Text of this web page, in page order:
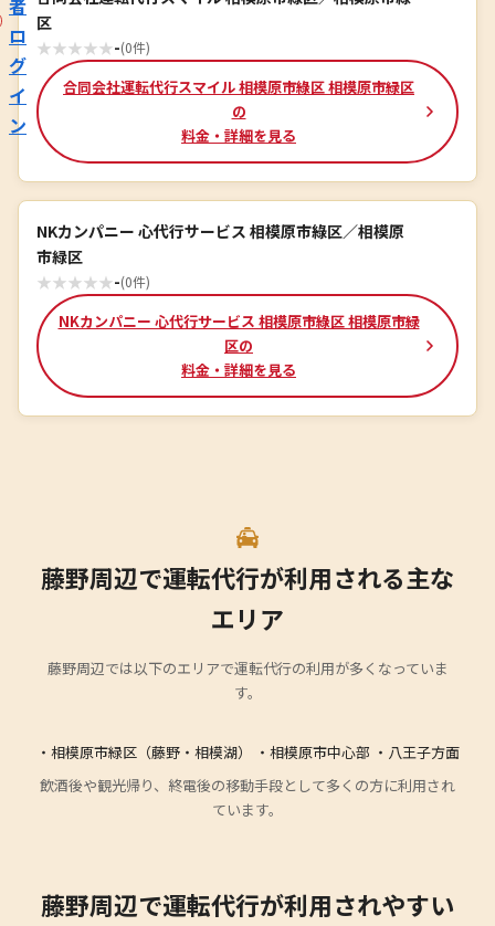
者
ロ
グ
イ
ン
区
★★★★★-(0件)
合同会社運転代行スマイル 相模原市綠区 相模原市緑区
の
料金・詳細を見る
NKカンパニー 心代行サービス 相模原市綠区／相模原
市緑区
★★★★★-(0件)
NKカンパニー 心代行サービス 相模原市綠区 相模原市緑
区の
料金・詳細を見る
藤野周辺で運転代行が利用される主な
エリア
藤野周辺では以下のエリアで運転代行の利用が多くなっていま
す。
・相模原市緑区（藤野・相模湖） ・相模原市中心部 ・八王子方面
飲酒後や観光帰り、終電後の移動手段として多くの方に利用され
ています。
藤野周辺で運転代行が利用されやすい